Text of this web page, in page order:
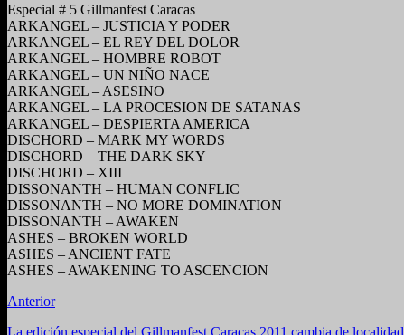
Especial # 5 Gillmanfest Caracas
ARKANGEL – JUSTICIA Y PODER
ARKANGEL – EL REY DEL DOLOR
ARKANGEL – HOMBRE ROBOT
ARKANGEL – UN NIÑO NACE
ARKANGEL – ASESINO
ARKANGEL – LA PROCESION DE SATANAS
ARKANGEL – DESPIERTA AMERICA
DISCHORD – MARK MY WORDS
DISCHORD – THE DARK SKY
DISCHORD – XIII
DISSONANTH – HUMAN CONFLIC
DISSONANTH – NO MORE DOMINATION
DISSONANTH – AWAKEN
ASHES – BROKEN WORLD
ASHES – ANCIENT FATE
ASHES – AWAKENING TO ASCENCION
Anterior
La edición especial del Gillmanfest Caracas 2011 cambia de localidad